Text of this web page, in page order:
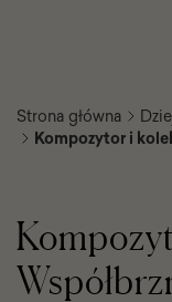
Strona główna
Kompozytor i